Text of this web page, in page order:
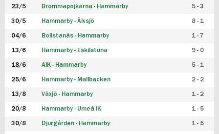
23/5 Brommapojkarna - Hammarby 5 - 3
30/5 Hammarby - Älvsjö 8 - 1
04/6 Bollstanäs - Hammarby 1 - 7
13/6 Hammarby - Eskilstuna 9 - 0
18/6 AIK - Hammarby 5 - 1
25/6 Hammarby - Mallbacken 2 - 2
13/8 Växjö - Hammarby 1 - 2
20/8 Hammarby - Umeå IK 1 - 5
30/8 Djurgården - Hammarby 1 - 5